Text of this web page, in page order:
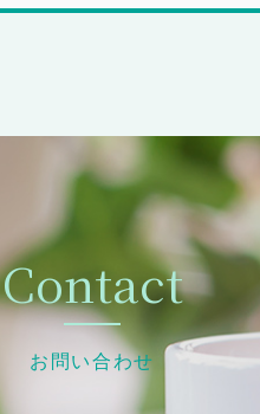
Contact
お問い合わせ